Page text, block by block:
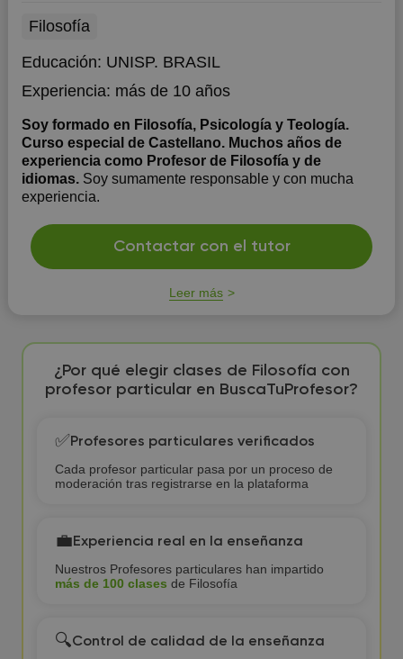
Filosofía
Educación: UNISP. BRASIL
Experiencia: más de 10 años
Soy formado en Filosofía, Psicología y Teología.
Curso especial de Castellano. Muchos años de
experiencia como Profesor de Filosofía y de
idiomas. Soy sumamente responsable y con mucha
experiencia.
Contactar con el tutor
Leer más
¿Por qué elegir clases de Filosofía con
profesor particular en BuscaTuProfesor?
✅Profesores particulares verificados
Cada profesor particular pasa por un proceso de
moderación tras registrarse en la plataforma
💼Experiencia real en la enseñanza
Nuestros Profesores particulares han impartido
más de 100 clases de Filosofía
🔍Control de calidad de la enseñanza